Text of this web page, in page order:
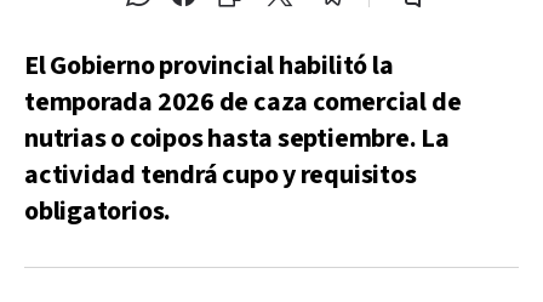
El Gobierno provincial habilitó la
temporada 2026 de caza comercial de
nutrias o coipos hasta septiembre. La
actividad tendrá cupo y requisitos
obligatorios.